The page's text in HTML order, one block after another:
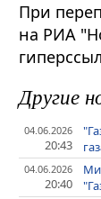
При
на РИА
Другие
04.06.2026
20:43
04.06.2026
20:40